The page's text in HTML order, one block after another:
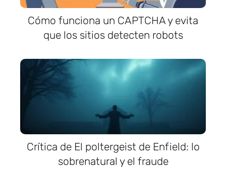
Cómo funciona un CAPTCHA y evita
que los sitios detecten robots
Crítica de El poltergeist de Enfield: lo
sobrenatural y el fraude